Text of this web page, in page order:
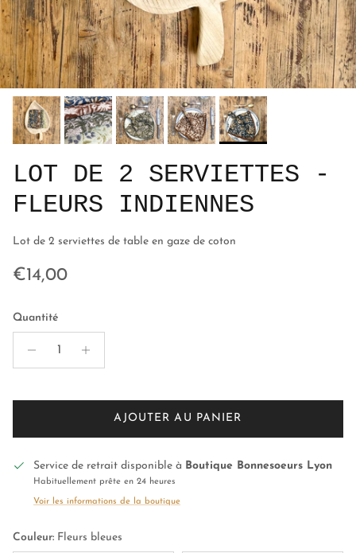
LOT DE 2 SERVIETTES -
FLEURS INDIENNES
Lot de 2 serviettes de table en gaze de coton
Prix habituel
€14,00
Quantité
AJOUTER AU PANIER
Service de retrait disponible à Boutique Bonnesoeurs Lyon
Habituellement prête en 24 heures
Voir les informations de la boutique
Couleur: Fleurs bleues